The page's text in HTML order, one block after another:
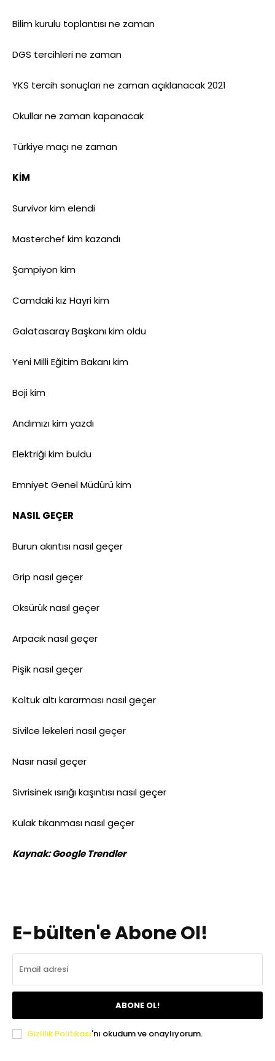
Bilim kurulu toplantısı ne zaman
DGS tercihleri ne zaman
YKS tercih sonuçları ne zaman açıklanacak 2021
Okullar ne zaman kapanacak
Türkiye maçı ne zaman
KİM
Survivor kim elendi
Masterchef kim kazandı
Şampiyon kim
Camdaki kız Hayri kim
Galatasaray Başkanı kim oldu
Yeni Milli Eğitim Bakanı kim
Boji kim
Andımızı kim yazdı
Elektriği kim buldu
Emniyet Genel Müdürü kim
NASIL GEÇER
Burun akıntısı nasıl geçer
Grip nasıl geçer
Öksürük nasıl geçer
Arpacık nasıl geçer
Pişik nasıl geçer
Koltuk altı kararması nasıl geçer
Sivilce lekeleri nasıl geçer
Nasır nasıl geçer
Sivrisinek ısırığı kaşıntısı nasıl geçer
Kulak tıkanması nasıl geçer
Kaynak:Google Trendler
E-bülten'e Abone Ol!
ABONE OL!
Gizlilik Politikası'nı okudum ve onaylıyorum.